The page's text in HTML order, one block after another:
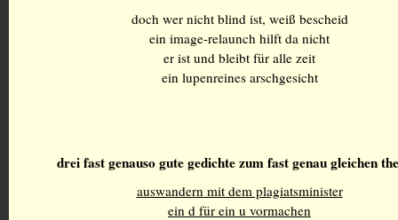
doch wer nicht blind ist, weiß bescheid
ein image-relaunch hilft da nicht
er ist und bleibt für alle zeit
ein lupenreines arschgesicht
drei fast genauso gute gedichte zum fast genau gleichen
auswandern mit dem plagiatsminister
ein d für ein u vormachen